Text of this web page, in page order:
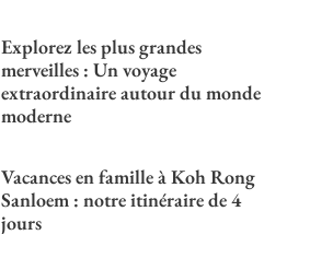
Explorez les plus grandes
merveilles : Un voyage
extraordinaire autour du monde
moderne
Vacances en famille à Koh Rong
Sanloem : notre itinéraire de 4
jours